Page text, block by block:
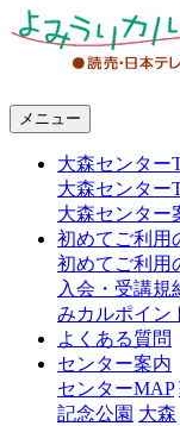
メニュー
大森センター
大森センター
大森センター
初めてご利用
初めてご利用
入会・受講規
みカルポイン
よくある質問
センター案内
センターMAP
記念公園 大森